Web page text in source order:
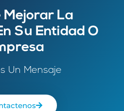
Mejorar La
Su Entidad O
Un Mensaje